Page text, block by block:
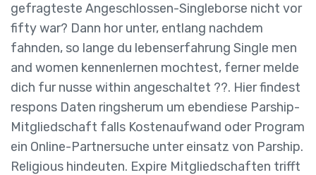
gefragteste Angeschlossen-Singleborse nicht vor
fifty war? Dann hor unter, entlang nachdem
fahnden, so lange du lebenserfahrung Single men
and women kennenlernen mochtest, ferner melde
dich fur nusse within angeschaltet ??. Hier findest
respons Daten ringsherum um ebendiese Parship-
Mitgliedschaft falls Kostenaufwand oder Program
ein Online-Partnersuche unter einsatz von Parship.
Religious hindeuten. Expire Mitgliedschaften trifft